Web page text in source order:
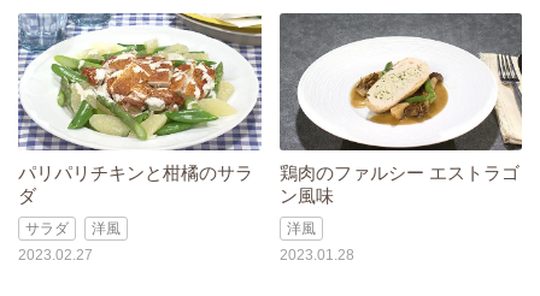
パリパリチキンと柑橘のサラ
ダ
サラダ
洋風
2023.02.27
鶏肉のファルシー エストラゴ
ン風味
洋風
2023.01.28